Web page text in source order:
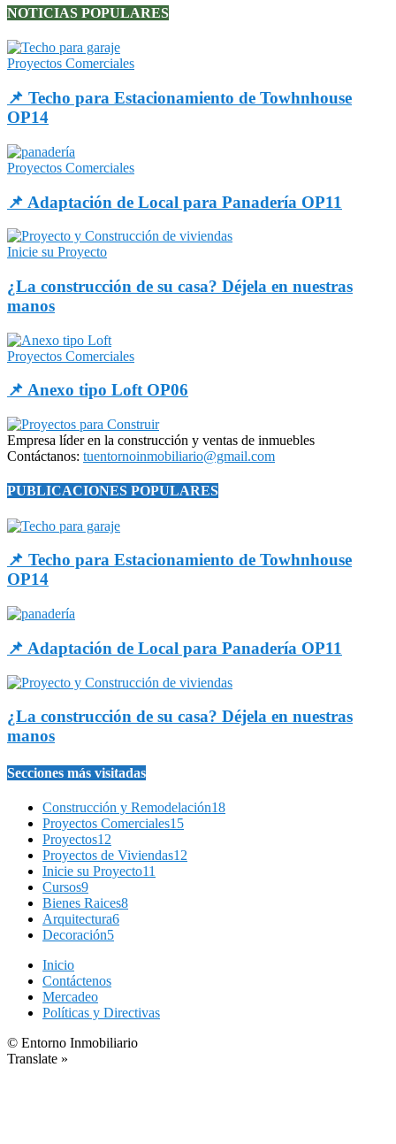
NOTICIAS POPULARES
Proyectos Comerciales
📌 Techo para Estacionamiento de Towhnhouse
OP14
Proyectos Comerciales
📌 Adaptación de Local para Panadería OP11
Inicie su Proyecto
¿La construcción de su casa? Déjela en nuestras
manos
Proyectos Comerciales
📌 Anexo tipo Loft OP06
Empresa líder en la construcción y ventas de inmuebles
Contáctanos: tuentornoinmobiliario@gmail.com
PUBLICACIONES POPULARES
📌 Techo para Estacionamiento de Towhnhouse
OP14
📌 Adaptación de Local para Panadería OP11
¿La construcción de su casa? Déjela en nuestras
manos
Secciones más visitadas
Construcción y Remodelación18
Proyectos Comerciales15
Proyectos12
Proyectos de Viviendas12
Inicie su Proyecto11
Cursos9
Bienes Raices8
Arquitectura6
Decoración5
Inicio
Contáctenos
Mercadeo
Políticas y Directivas
© Entorno Inmobiliario
Translate »